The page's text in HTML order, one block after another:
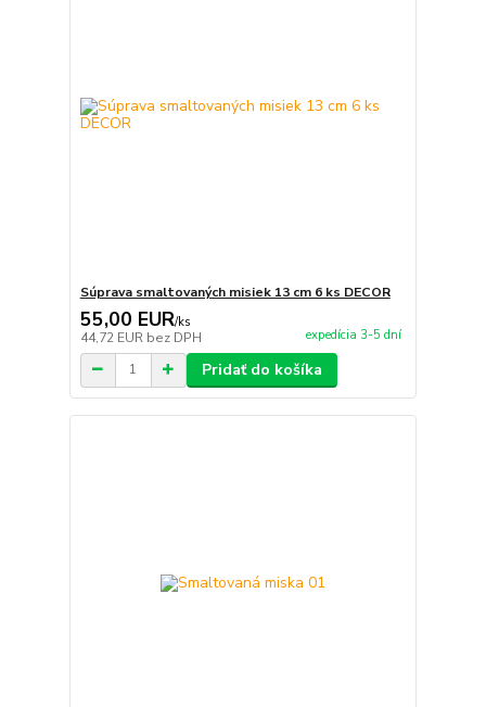
Súprava smaltovaných misiek 13 cm 6 ks DECOR
55,00 EUR/ks
44,72 EUR bez DPH expedícia 3-5 dní
Pridať do košíka